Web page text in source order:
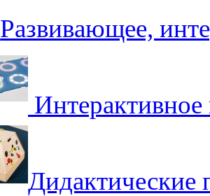
Развивающее,
Дидактические